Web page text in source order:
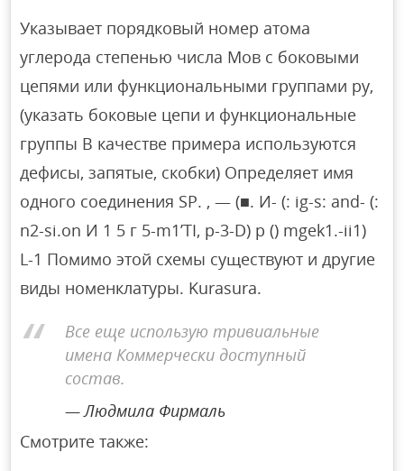
Указывает порядковый номер атома
углерода степенью числа Мов с боковыми
цепями или функциональными группами py,
(указать боковые цепи и функциональные
группы В качестве примера используются
дефисы, запятые, скобки) Определяет имя
одного соединения SP. , — (■. И- (: ig-s: and- (:
n2-si.on И 1 5 г 5-m1’TI, p-3-D) p () mgek1.-ii1)
L-1 Помимо этой схемы существуют и другие
виды номенклатуры. Kurasura.
Все еще использую тривиальные
имена Коммерчески доступный
состав.
Людмила Фирмаль
Смотрите также: